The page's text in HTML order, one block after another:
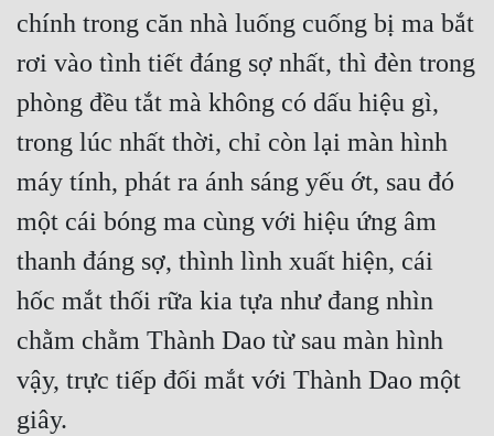
chính trong căn nhà luống cuống bị ma bắt
rơi vào tình tiết đáng sợ nhất, thì đèn trong
phòng đều tắt mà không có dấu hiệu gì,
trong lúc nhất thời, chỉ còn lại màn hình
máy tính, phát ra ánh sáng yếu ớt, sau đó
một cái bóng ma cùng với hiệu ứng âm
thanh đáng sợ, thình lình xuất hiện, cái
hốc mắt thối rữa kia tựa như đang nhìn
chằm chằm Thành Dao từ sau màn hình
vậy, trực tiếp đối mắt với Thành Dao một
giây.